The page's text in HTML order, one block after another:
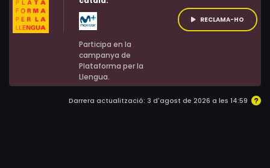
Participa en la
campanya de
Plataforma per la
Llengua.
RECLAMA-HO
Darrera actualització: 3 d'agost de 2026 a les 14:59